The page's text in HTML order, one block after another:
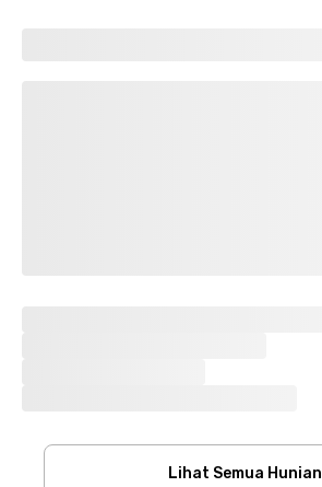
Lihat Semua Hunian